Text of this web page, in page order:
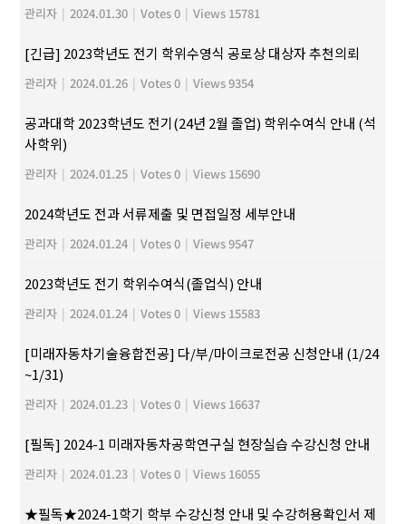
관리자 | 2024.01.30 | Votes 0 | Views 15781
[긴급] 2023학년도 전기 학위수영식 공로상 대상자 추천의뢰
관리자 | 2024.01.26 | Votes 0 | Views 9354
공과대학 2023학년도 전기(24년 2월 졸업) 학위수여식 안내 (석
사학위)
관리자 | 2024.01.25 | Votes 0 | Views 15690
2024학년도 전과 서류제출 및 면접일정 세부안내
관리자 | 2024.01.24 | Votes 0 | Views 9547
2023학년도 전기 학위수여식(졸업식) 안내
관리자 | 2024.01.24 | Votes 0 | Views 15583
[미래자동차기술융합전공] 다/부/마이크로전공 신청안내 (1/24
~1/31)
관리자 | 2024.01.23 | Votes 0 | Views 16637
[필독] 2024-1 미래자동차공학연구실 현장실습 수강신청 안내
관리자 | 2024.01.23 | Votes 0 | Views 16055
★필독★2024-1학기 학부 수강신청 안내 및 수강허용확인서 제